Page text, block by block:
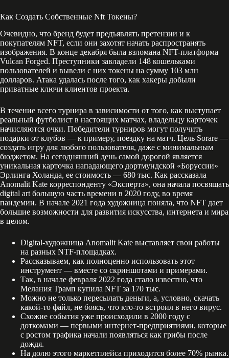
Как Создать Собственные Nft Токены?
Очевидно, что бренд будет предъявлять претензии и к
покупателям NFT, если они захотят начать распространять
изображения. В конце декабря была взломана NFT-платформа
Vulcan Forged. Преступники завладели 148 кошельками
пользователей и вывели с них токены на сумму 103 млн
долларов. Атака удалась после того, как хакеры добыли
приватные ключи клиентов проекта.
В течение всего турнира в зависимости от того, как выступает
реальный футболист в настоящих матчах, владельцу карточек
начисляются очки. Победители турниров могут получить
подарки от клубов — к примеру, поездку на матч. Цель Sorare —
создать игру для любого пользователя, даже с минимальным
бюджетом. На сегодняшний день самой дорогой является
уникальная карточка нападающего дортмундской «Боруссии»
Эрлинга Холанда, ее стоимость — 680 тыс. Как рассказала
Anomalit Kate корреспонденту «Эксперта», она начала посвящать
digital art большую часть времени в 2020 году, во время
пандемии. В начале 2021 года художница поняла, что NFT дает
большие возможности для развития искусства, интернета и мира
в целом.
Digital-художница Anomalit Kate выставляет свои работы
на разных NTF-площадках.
Рассказываем, как полноценно использовать этот
инструмент — вместе со скриншотами и примерами.
Так, в начале февраля 2022 года стало известно, что
Мелания Трамп купила NFT за 170 тыс.
Можно не только пересылать деньги, а, условно, скачать
какой-то файл, не боясь, что кто-то встроил в него вирус.
Схожие события уже происходили в 2000 году с
доткомами — первыми интернет-предприятиями, которые
с ростом трафика начали появляться как грибы после
дождя.
На долю этого маркетплейса приходится более 70% рынка.